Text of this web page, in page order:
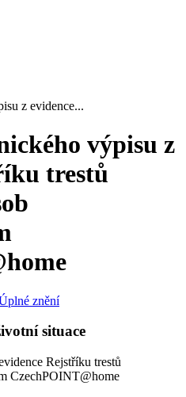
z evidence...
výpisu z
trestů
znění
situace
Rejstříku trestů
CzechPOINT@home